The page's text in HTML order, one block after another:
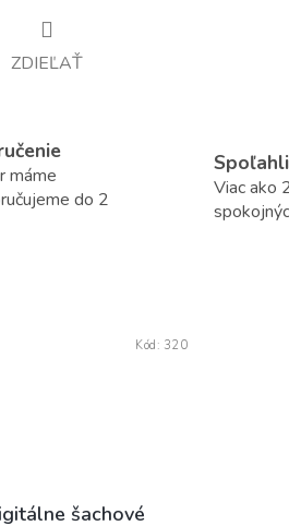
ZDIEĽAŤ
máme
do 2
Viac ako
šachové
Kód: 320